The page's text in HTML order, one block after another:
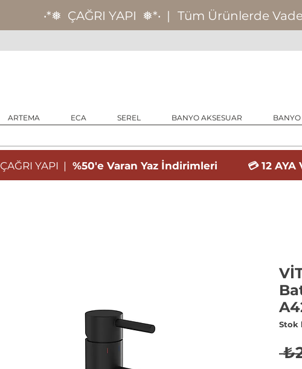
‧*❅ ÇAĞRI YAPI ❅*‧ | Tüm Ürünlerde Vade
ARTEMA ECA SEREL BANYO AKSESUAR
ÇAĞRI YAPI | %50'e Varan Yaz İndirimleri 💳 12 AYA
Stok